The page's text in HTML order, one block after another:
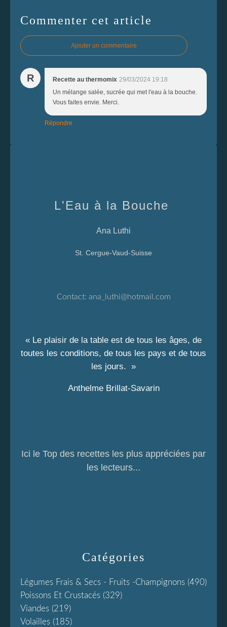
Commenter cet article
Ajouter un commentaire
R Recette au thermomix 29/03/2024 19:18
Un mélange salée, sucrée qui met l'eau à la bouche.
Vous faites envie. Merci.
Répondre
Catégories
Légumes Frais & Secs - Fruits -champignons (490)
Poissons Et Crustacés (329)
Viandes (219)
Volailles (185)
L'Eau à la Bouche
Ana Luthi
St. Cergue-Vaud-Suisse
Contact: ana_luthi@hotmail.com
« Le plaisir de la table est de tous les âges, de
toutes les conditions, de tous les pays et de tous
les jours. »
Anthelme Brillat-Savarin
Ici le Top des recettes les plus appréciées par
les lecteurs...